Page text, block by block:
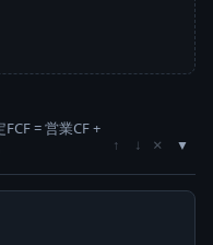
= 営業CF +
↑ ↓ ×